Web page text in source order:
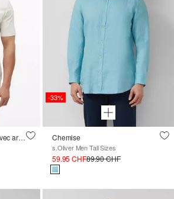
T-shirt en laine flammée avec artwork
-33%
Chemise
s.Oliver Men Tall Sizes
59.95 CHF89.90 CHF